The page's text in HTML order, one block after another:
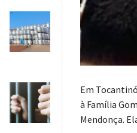
Em
à Família
Mendonça.